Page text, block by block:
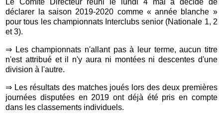
déclarer la saison 2019-2020 comme « année blanche »
pour tous les championnats Interclubs senior (Nationale 1, 2
et 3).
⇒ Les championnats n'allant pas à leur terme, aucun titre
n'est attribué et il n'y aura ni montées ni descentes d'une
division à l'autre.
⇒ Les résultats des matches joués lors des deux premières
journées disputées en 2019 ont déjà été pris en compte
dans les classements individuels.